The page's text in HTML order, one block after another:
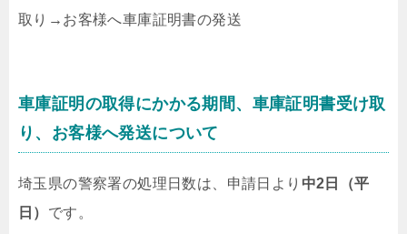
取り → お客様へ車庫証明書の発送
車庫証明の取得にかかる期間、車庫証明書受け取
り、お客様へ発送について
埼玉県の警察署の処理日数は、申請日より 中2日（平
日） です。